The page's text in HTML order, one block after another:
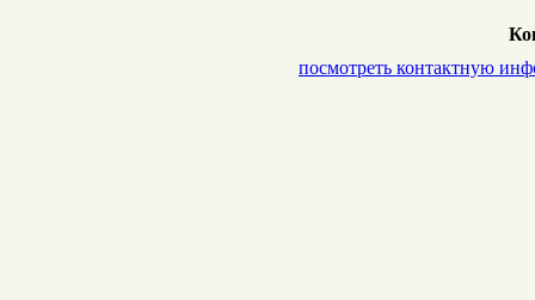
посмотреть контактную